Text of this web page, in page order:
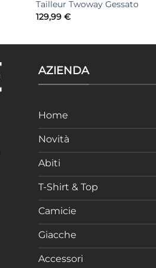
Tailleur Twoway Gessato
129,99€
AZIENDA
Home
Novità
Abiti
T-Shirt & Top
Camicie
Giacche
Accessori